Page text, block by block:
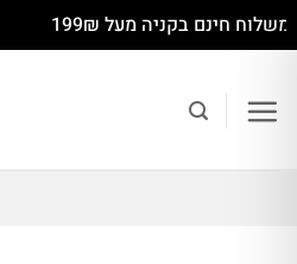
Skip
to
content
משלוח חינם בקניה מעל 199₪